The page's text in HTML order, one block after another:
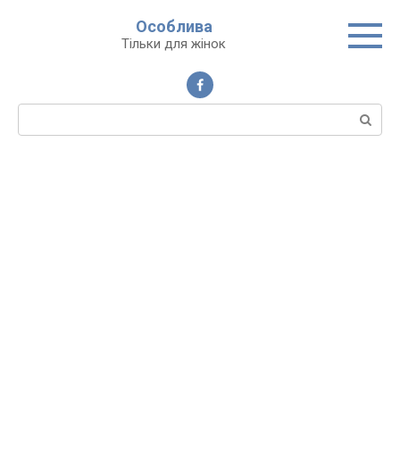
Особлива
Тільки для жінок
Пошук: